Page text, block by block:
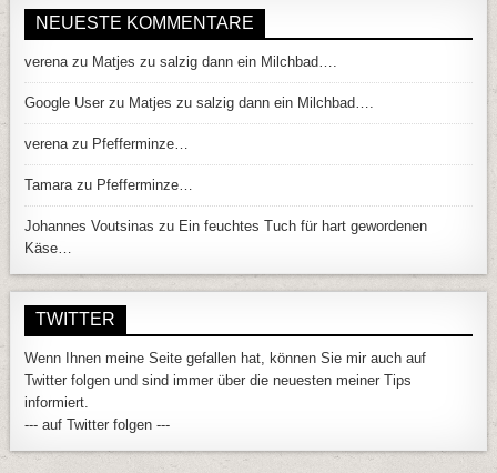
NEUESTE KOMMENTARE
verenazu Matjes zu salzig dann ein Milchbad….
Google User zu Matjes zu salzig dann ein Milchbad….
verenazu Pfefferminze…
Tamarazu Pfefferminze…
Johannes Voutsinas zu Ein feuchtes Tuch für hart gewordenen
Käse…
TWITTER
Wenn Ihnen meine Seite gefallen hat, können Sie mir auch auf
Twitter folgen und sind immer über die neuesten meiner Tips
informiert.
--- auf Twitter folgen ---